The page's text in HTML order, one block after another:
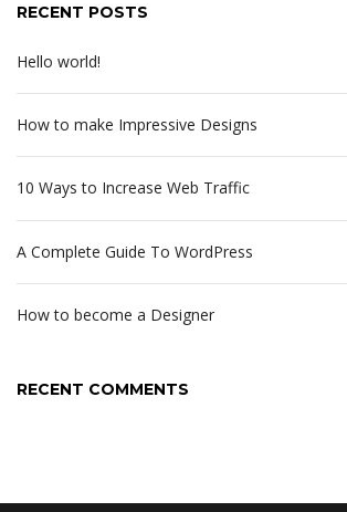
RECENT POSTS
Hello world!
How to make Impressive Designs
10 Ways to Increase Web Traffic
A Complete Guide To WordPress
How to become a Designer
RECENT COMMENTS